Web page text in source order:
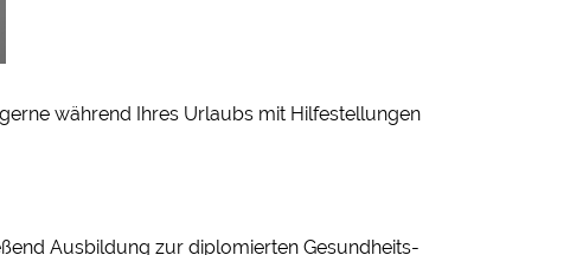
während Ihres Urlaubs mit Hilfestellungen
Ausbildung zur diplomierten Gesundheits-